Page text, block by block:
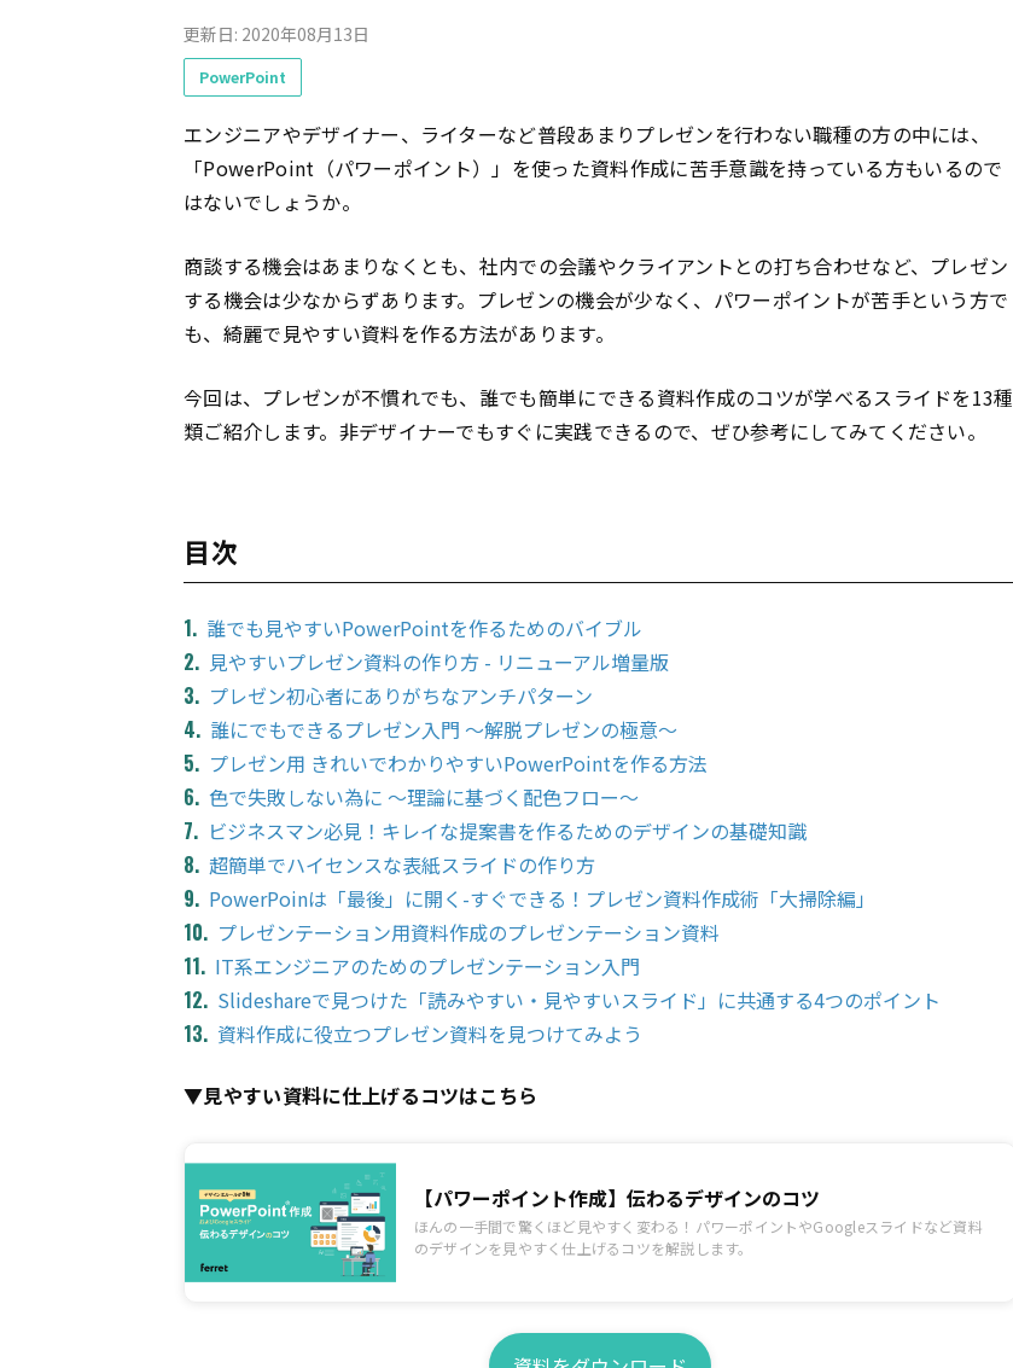
更新日: 2020年08月13日
PowerPoint
エンジニアやデザイナー、ライターなど普段あまりプレゼンを行わない職種の方の中には、
「PowerPoint（パワーポイント）」を使った資料作成に苦手意識を持っている方もいるので
はないでしょうか。
商談する機会はあまりなくとも、社内での会議やクライアントとの打ち合わせなど、プレゼン
する機会は少なからずあります。プレゼンの機会が少なく、パワーポイントが苦手という方で
も、綺麗で見やすい資料を作る方法があります。
今回は、プレゼンが不慣れでも、誰でも簡単にできる資料作成のコツが学べるスライドを13種
類ご紹介します。非デザイナーでもすぐに実践できるので、ぜひ参考にしてみてください。
目次
誰でも見やすいPowerPointを作るためのバイブル
見やすいプレゼン資料の作り方 - リニューアル増量版
プレゼン初心者にありがちなアンチパターン
誰にでもできるプレゼン入門 〜解脱プレゼンの極意〜
プレゼン用 きれいでわかりやすいPowerPointを作る方法
色で失敗しない為に 〜理論に基づく配色フロー〜
ビジネスマン必見！キレイな提案書を作るためのデザインの基礎知識
超簡単でハイセンスな表紙スライドの作り方
PowerPoinは「最後」に開く-すぐできる！プレゼン資料作成術「大掃除編」
プレゼンテーション用資料作成のプレゼンテーション資料
IT系エンジニアのためのプレゼンテーション入門
Slideshareで見つけた「読みやすい・見やすいスライド」に共通する4つのポイント
資料作成に役立つプレゼン資料を見つけてみよう
▼見やすい資料に仕上げるコツはこちら
【パワーポイント作成】伝わるデザインのコツ
ほんの一手間で驚くほど見やすく変わる！パワーポイントやGoogleスライドなど資料
のデザインを見やすく仕上げるコツを解説します。